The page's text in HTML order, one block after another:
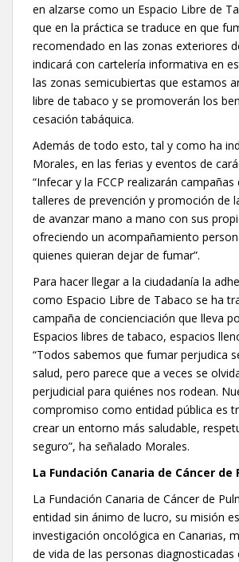
en alzarse como un Espacio Libre de
que en la práctica se traduce en que
recomendado en las zonas exteriores
indicará con cartelería informativa en
las zonas semicubiertas que estamos
libre de tabaco y se promoverán los
cesación tabáquica.
Además de todo esto, tal y como ha
Morales, en las ferias y eventos de
“Infecar y la FCCP realizarán
talleres de prevención y promoción de
de avanzar mano a mano con sus
ofreciendo un acompañamiento
quienes quieran dejar de fumar”.
Para hacer llegar a la ciudadanía la
como Espacio Libre de Tabaco se ha
campaña de concienciación que lleva
Espacios libres de tabaco, espacios
“Todos sabemos que fumar perjudica
salud, pero parece que a veces se
perjudicial para quiénes nos rodean.
compromiso como entidad pública es
crear un entorno más saludable,
seguro”, ha señalado Morales.
La Fundación Canaria de Cáncer de
La Fundación Canaria de Cáncer de
entidad sin ánimo de lucro, su misión
investigación oncológica en Canarias,
de vida de las personas diagnosticadas